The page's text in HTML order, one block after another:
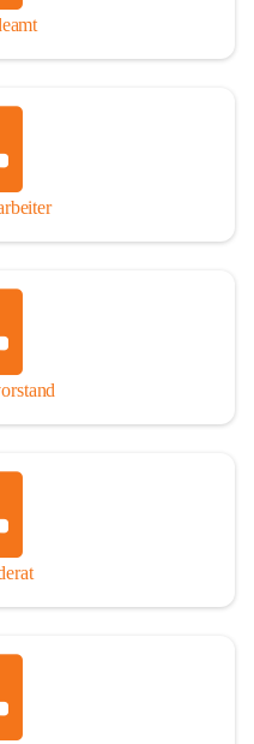
der Fußnoten verzichtet.
und notwendig erschien,
in den fließenden Text
halber ist auch von einer
Abstand genommen
vergnüglichen und
Zeitreise durch die
von der Steinzeit